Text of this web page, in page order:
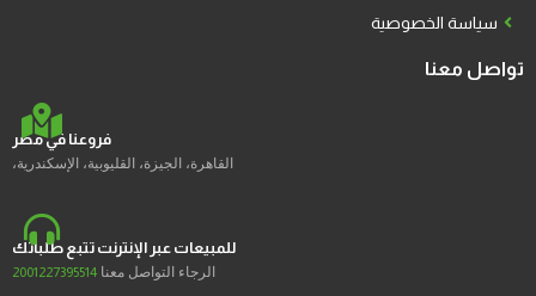
سياسة الخصوصية
تواصل معنا
فروعنا في مصر
القاهرة، الجيزة، القليوبية، الإسكندرية،
للمبيعات عبر الإنترنت تتبع طلباتك
الرجاء التواصل معنا 2001227395514